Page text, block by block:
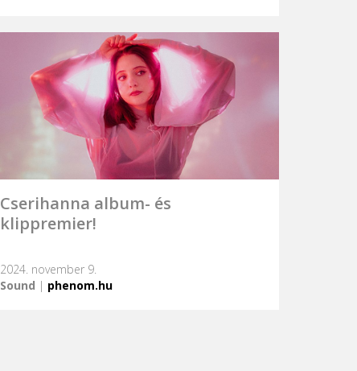
Cserihanna album- és
klippremier!
2024. november 9.
Sound | phenom.hu